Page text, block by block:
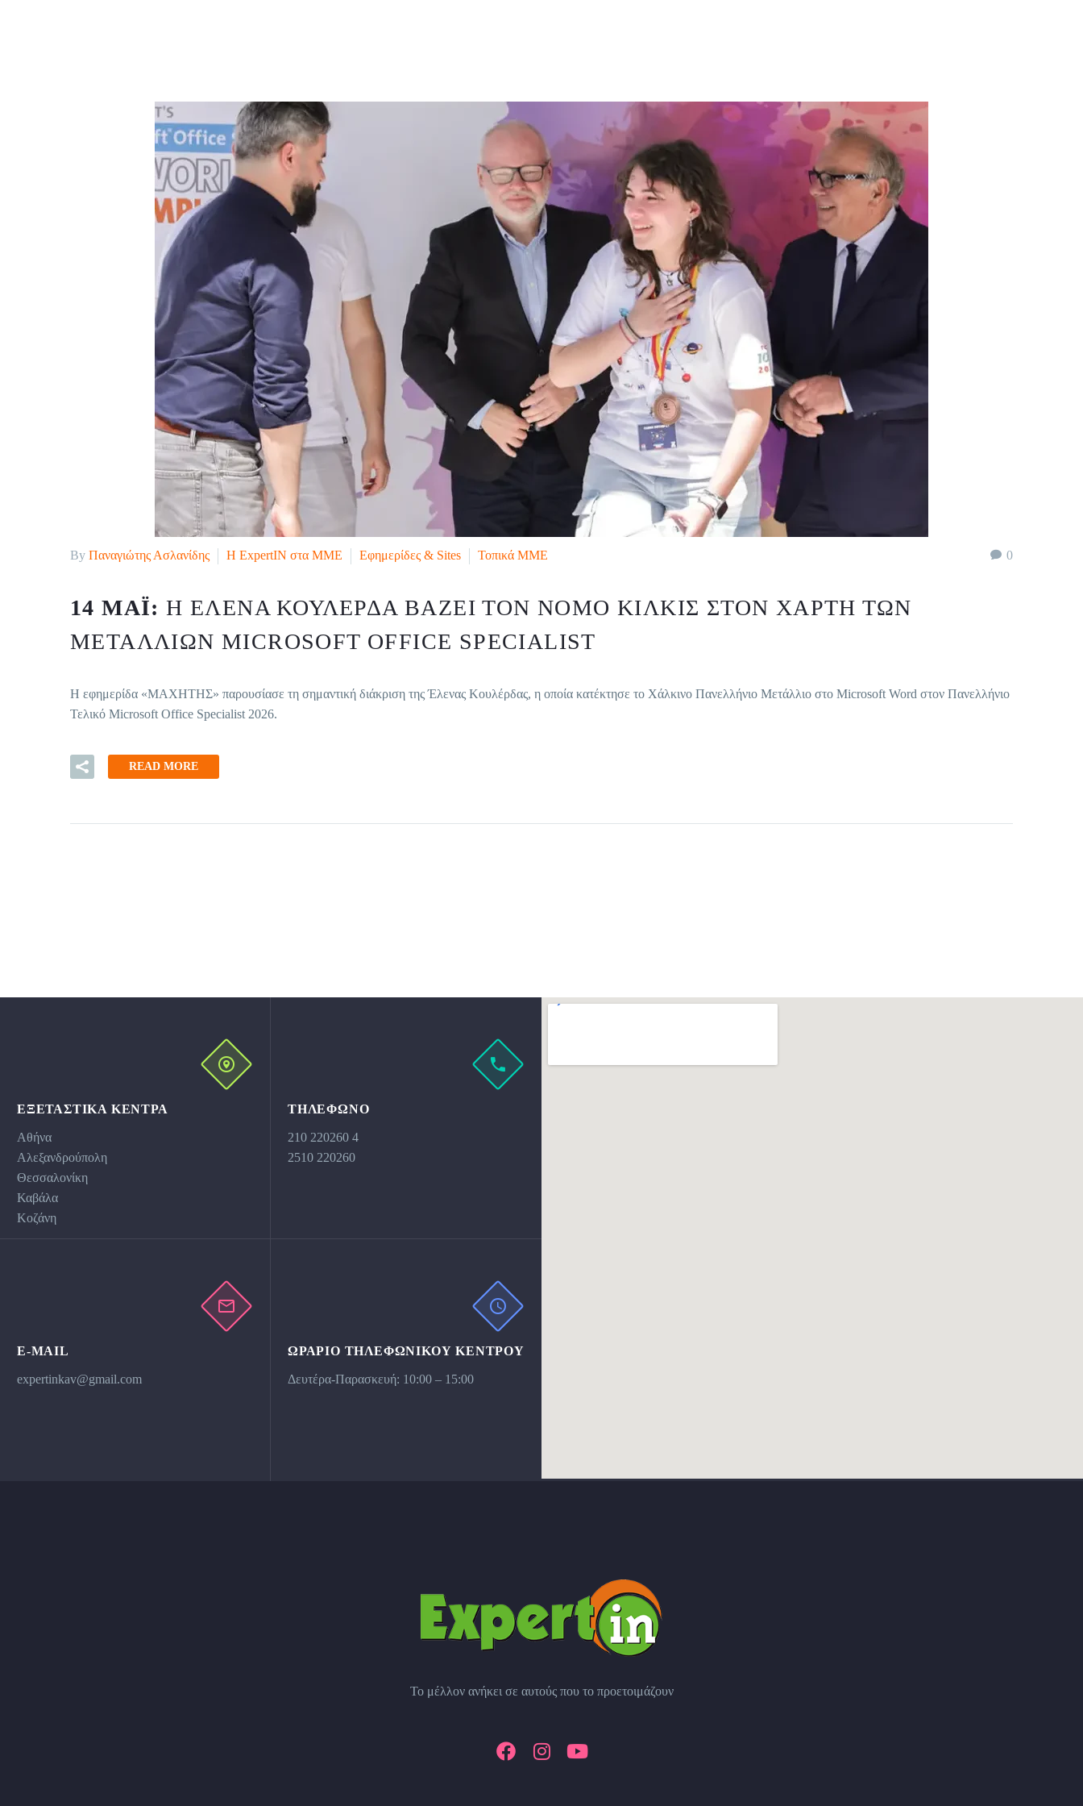
0
By Παναγιώτης Ασλανίδης H ExpertIN στα ΜΜΕ Εφημερίδες & Sites Τοπικά ΜΜΕ
14 ΜΆΙ:Η ΈΛΕΝΑ ΚΟΥΛΈΡΔΑ ΒΆΖΕΙ ΤΟΝ ΝΟΜΌ ΚΙΛΚΊΣ ΣΤΟΝ ΧΆΡΤΗ ΤΩΝ
ΜΕΤΑΛΛΊΩΝ MICROSOFT OFFICE SPECIALIST
Η εφημερίδα «ΜΑΧΗΤΗΣ» παρουσίασε τη σημαντική διάκριση της Έλενας Κουλέρδας, η οποία κατέκτησε το Χάλκινο Πανελλήνιο Μετάλλιο στο Microsoft Word στον Πανελλήνιο
Τελικό Microsoft Office Specialist 2026.
READ MORE
ΕΞΕΤΑΣΤΙΚΆ ΚΕΝΤΡΑ
Αθήνα
Αλεξανδρούπολη
Θεσσαλονίκη
Καβάλα
Κοζάνη
ΤΗΛΕΦΩΝΟ
210 220260 4
2510 220260
E-MAIL
expertinkav@gmail.com
ΩΡΆΡΙΟ ΤΗΛΕΦΩΝΙΚΟΥ ΚΕΝΤΡΟΥ
Δευτέρα-Παρασκευή: 10:00 – 15:00
Το μέλλον ανήκει σε αυτούς που το προετοιμάζουν